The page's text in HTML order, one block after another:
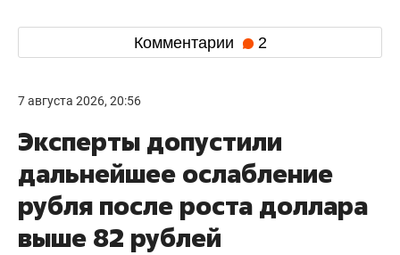
Комментарии 2
7 августа 2026, 20:56
Эксперты допустили
дальнейшее ослабление
рубля после роста доллара
выше 82 рублей